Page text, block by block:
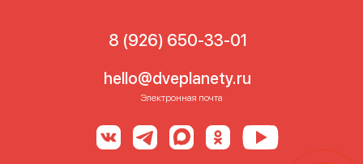
8 (926) 650-33-01
hello@dveplanety.ru
Электронная почта